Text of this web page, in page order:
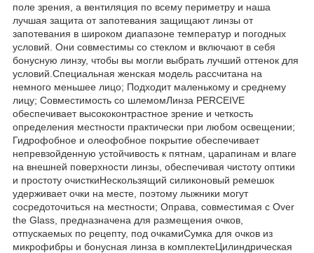
поле зрения, а вентиляция по всему периметру и наша
лучшая защита от запотевания защищают линзы от
запотевания в широком диапазоне температур и погодных
условий. Они совместимы со стеклом и включают в себя
бонусную линзу, чтобы вы могли выбрать лучший оттенок для
условий.Специальная женская модель рассчитана на
немного меньшее лицо; Подходит маленькому и среднему
лицу; Совместимость со шлемомЛинза PERCEIVE
обеспечивает высококонтрастное зрение и четкость
определения местности практически при любом освещении;
Гидрофобное и олеофобное покрытие обеспечивает
непревзойденную устойчивость к пятнам, царапинам и влаге
на внешней поверхности линзы, обеспечивая чистоту оптики
и простоту очисткиНескользящий силиконовый ремешок
удерживает очки на месте, поэтому лыжники могут
сосредоточиться на местности; Оправа, совместимая с Over
the Glass, предназначена для размещения очков,
отпускаемых по рецепту, под очкамиСумка для очков из
микрофибры и бонусная линза в комплектеЦилиндрическая